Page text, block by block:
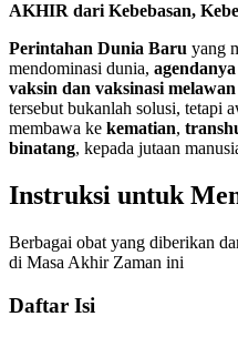
AKHIR dari Kebebasan,
Perintahan Dunia Baru yang
mendominasi dunia,
vaksin dan vaksinasi
tersebut bukanlah solusi, tetapi
membawa ke kematian,
binatang, kepada jutaan
Instruksi untuk
Berbagai obat yang diberikan
di Masa Akhir Zaman ini
Daftar Isi